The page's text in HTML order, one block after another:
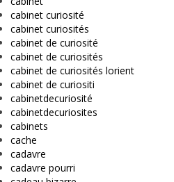
cabinet curiosité
cabinet curiosités
cabinet de curiosité
cabinet de curiosités
cabinet de curiosités lorient
cabinet de curiositi
cabinetdecuriosité
cabinetdecuriosites
cabinets
cache
cadavre
cadavre pourri